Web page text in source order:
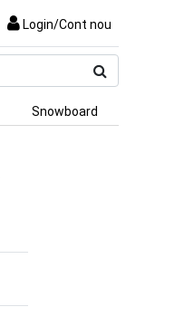
Login/Cont nou
produs
Snowboard